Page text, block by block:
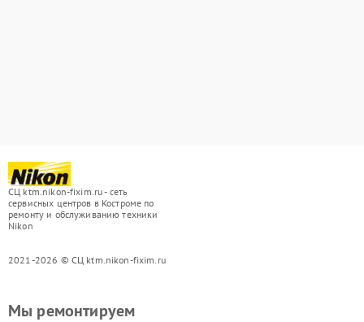
СЦ ktm.nikon-fixim.ru - сеть
сервисных центров в Костроме по
ремонту и обслуживанию техники
Nikon
2021-2026 © СЦ ktm.nikon-fixim.ru
Мы ремонтируем